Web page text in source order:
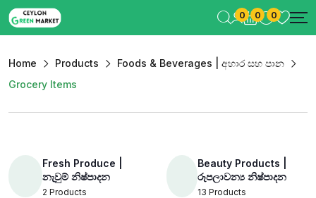
0 0 0
Home Products
Foods & Beverages | අහාර සහ පාන
Grocery Items
Fresh Produce |
නැවුම් නිෂ්පාදන
2Products
Beauty Products |
රූපලාවන්‍ය නිෂ්පාදන
13Products